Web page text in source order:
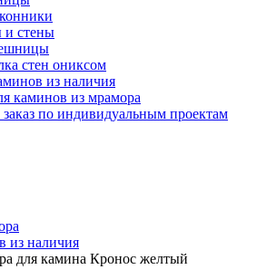
стены
стен ониксом
из наличия
каминов из мрамора
по индивидуальным проектам
из наличия
для камина Кронос желтый